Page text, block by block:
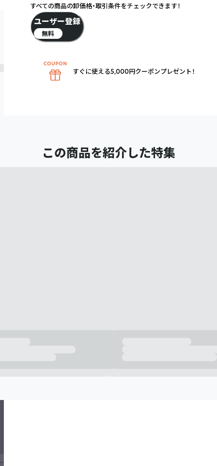
この商品を紹介した特集
すべての商品の卸価格・取引条件をチェックできます！
ユーザー登録
無料
すぐに使える5,000円クーポンプレゼント！